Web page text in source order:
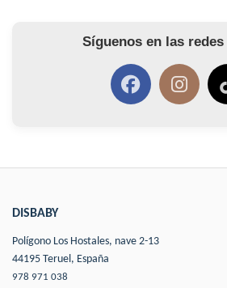
Síguenos en las
DISBABY
Polígono Los Hostales, nave 2-13
44195 Teruel, España
978 971 038